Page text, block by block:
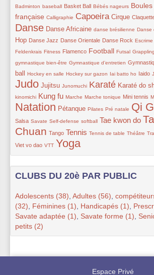
Badminton
11/292 baseball
66/292 Basket Ball
35/292 Bébés nageurs
144/292
138/292
française
27/292 Calligraphie
191/292 Capoeira
129/292 Cirque
77/292
41/292
233/292
Danse
128/292 Danse Africaine
51/292 danse brésilienne
47/292 Danse
112/292
Hop
77/292Danse Jazz
77/292 Danse Orientale
77/292 Danse Rock
49/292 Escrime
47/292
45/292
Feldenkrais
51/292 Fitness
77/292 Flamenco
137/292 Football
30/292 Futsal
29/292 Grappling
207/292
26/292
gymnastique bien-être
47/292 Gymnastique d’entretien
88/292
129/292
ball
31/292Hockey en salle
31/292 Hockey sur gazon
36/292 Iai batto ho
91/292 Iaido
29/292
52/292
292/292
Judo
118/292 Jujitsu
27/292 Junomuchi
211/292 Karaté
117/292 Karaté do
27/292
27/292
kinomichi
162/292Kung fu
41/292 Marche
26/292 Marche tonique
71/292 Mini tennis
29/292
291/292
Natation
111/292 Pétanque
53/292 Pilates
35/292 Pré natale
273/292 Qi
95/292
77/292
Salsa
41/292Savate
45/292 Self-defense
11/292 softball
160/292 Tae kwon do
264/292
Chuan
77/292 Tango
168/292 Tennis
62/292 Tennis de table
47/292 Théâtre
46/292
23/292
64/292
Viet vo dao
41/292 VTT
283/292 Yoga
CLUBS DU 20è PAR PUBLIC
Adolescents (38) Adultes (56)
(32)
Féminines (1) Handicapés (1)
Savate adaptée (1)
Savate forme (1)
petits (2)
Espace Privé